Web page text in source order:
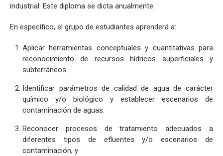
industrial. Este diploma se dicta anualmente.
En específico, el grupo de estudiantes aprenderá a:
Aplicar herramientas conceptuales y cuantitativas para
reconocimiento de recursos hídricos superficiales y
subterráneos.
Identificar parámetros de calidad de agua de carácter
químico y/o biológico y establecer escenarios de
contaminación de aguas.
Reconocer procesos de tratamiento adecuados a
diferentes tipos de efluentes y/o escenarios de
contaminación, y